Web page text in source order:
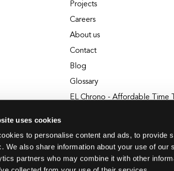
uses cookies
to personalise content and ads, to provide
We also share information about your use of our
partners who may combine it with other
Projects
Careers
About us
Contact
Blog
Glossary
EL Chrono - Affordable Time